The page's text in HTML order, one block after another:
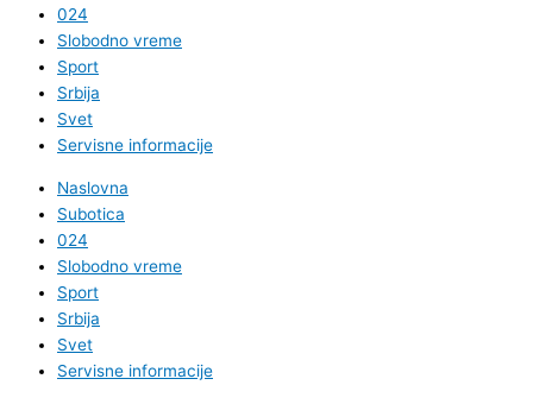
024
Slobodno vreme
Sport
Srbija
Svet
Servisne informacije
Naslovna
Subotica
024
Slobodno vreme
Sport
Srbija
Svet
Servisne informacije